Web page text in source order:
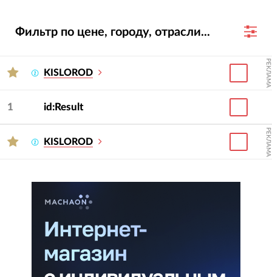
рейтинга и изучайте студии более детально. Не
можете выбрать одного кандидата на разработку
интернет-магазина? Можно провести тендер
между понравившимися компаниями, пометив
«Организовать тендер».
Фильтр по цене, городу, отрасли...
KISLOROD РЕКЛАМА
1 id:Result
KISLOROD РЕКЛАМА